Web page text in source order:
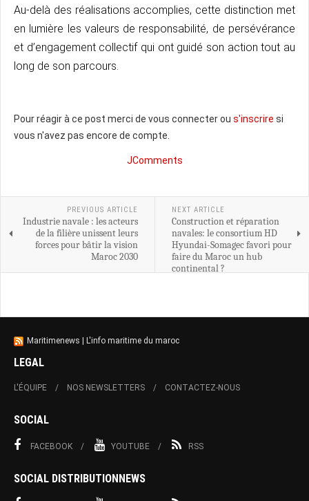
Au-delà des réalisations accomplies, cette distinction met
en lumière les valeurs de responsabilité, de persévérance
et d’engagement collectif qui ont guidé son action tout au
long de son parcours.
Pour réagir à ce post merci de vous connecter ou s'inscrire si
vous n'avez pas encore de compte.
JComments
PREVIOUS ARTICLE
Industrie navale : les acteurs
de la filière unissent leurs
forces pour bâtir la vision
Maroc 2030
NEXT ARTICLE
Construction et réparation
navales: le consortium HD
Hyundai-Somagec favori pour
faire du Maroc un hub
continental ?
Maritimenews | L'info maritime du maroc
LEGAL
L'ÉQUIPE NOS NEWSLETTERS CONTACTEZ-NOUS
SOCIAL
FACEBOOK YOUTUBE RSS
SOCIAL DISTRIBUTIONNEWS